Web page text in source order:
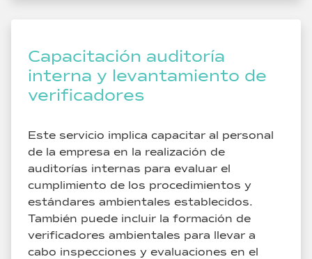
Capacitación auditoría
interna y levantamiento de
verificadores
Este servicio implica capacitar al personal
de la empresa en la realización de
auditorías internas para evaluar el
cumplimiento de los procedimientos y
estándares ambientales establecidos.
También puede incluir la formación de
verificadores ambientales para llevar a
cabo inspecciones y evaluaciones en el